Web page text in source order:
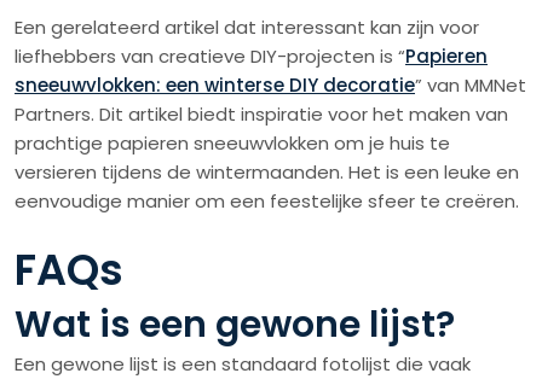
Een gerelateerd artikel dat interessant kan zijn voor
liefhebbers van creatieve DIY-projecten is “Papieren
sneeuwvlokken: een winterse DIY decoratie” van MMNet
Partners. Dit artikel biedt inspiratie voor het maken van
prachtige papieren sneeuwvlokken om je huis te
versieren tijdens de wintermaanden. Het is een leuke en
eenvoudige manier om een feestelijke sfeer te creëren.
FAQs
Wat is een gewone lijst?
Een gewone lijst is een standaard fotolijst die vaak